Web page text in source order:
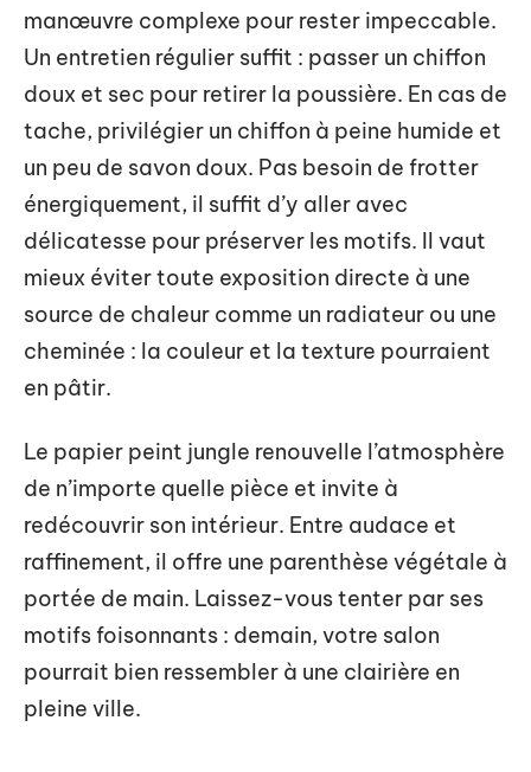
manœuvre complexe pour rester impeccable.
Un entretien régulier suffit : passer un chiffon
doux et sec pour retirer la poussière. En cas de
tache, privilégier un chiffon à peine humide et
un peu de savon doux. Pas besoin de frotter
énergiquement, il suffit d’y aller avec
délicatesse pour préserver les motifs. Il vaut
mieux éviter toute exposition directe à une
source de chaleur comme un radiateur ou une
cheminée : la couleur et la texture pourraient
en pâtir.
Le papier peint jungle renouvelle l’atmosphère
de n’importe quelle pièce et invite à
redécouvrir son intérieur. Entre audace et
raffinement, il offre une parenthèse végétale à
portée de main. Laissez-vous tenter par ses
motifs foisonnants : demain, votre salon
pourrait bien ressembler à une clairière en
pleine ville.